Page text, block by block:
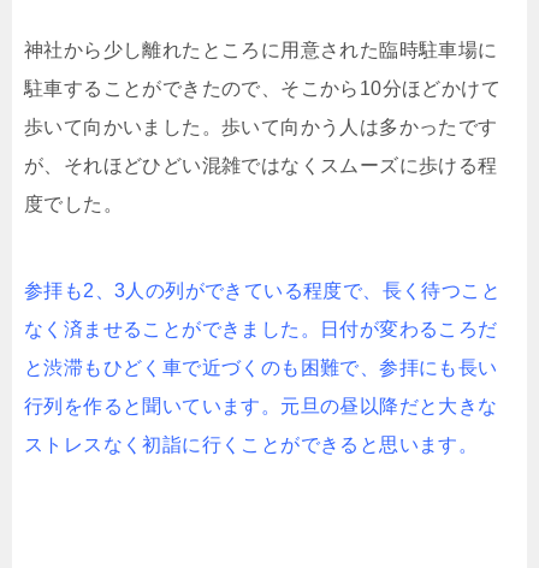
神社から少し離れたところに用意された臨時駐車場に
駐車することができたので、そこから10分ほどかけて
歩いて向かいました。歩いて向かう人は多かったです
が、それほどひどい混雑ではなくスムーズに歩ける程
度でした。
参拝も2、3人の列ができている程度で、長く待つこと
なく済ませることができました。日付が変わるころだ
と渋滞もひどく車で近づくのも困難で、参拝にも長い
行列を作ると聞いています。元旦の昼以降だと大きな
ストレスなく初詣に行くことができると思います。